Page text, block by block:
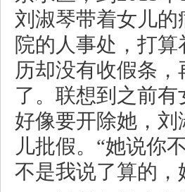
刘淑琴带着女儿
院的人事处，打
历却没有收假条
了。联想到之前
好像要开除她，
儿批假。“她说你
不是我说了算的，